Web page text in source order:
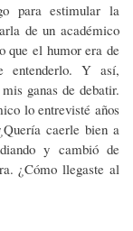
para estimular la
de un académico
que el humor era de
entenderlo. Y así,
ganas de debatir.
lo entrevisté años
caerle bien a
y cambió de
¿Cómo llegaste al